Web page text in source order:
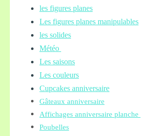
les figures planes
Les figures planes manipulables
les solides
Météo
Les saisons
Les couleurs
Cupcakes anniversaire
Gâteaux anniversaire
Affichages anniversaire planche
Poubelles